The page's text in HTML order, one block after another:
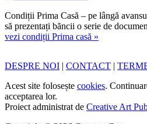
Condiții Prima Casă – pe lângă
să prezentați băncii o serie de
vezi condiții Prima casă »
DESPRE NOI | CONTACT |
Acest site folosește cookies.
acceptarea lor.
Proiect administrat de Creative Art